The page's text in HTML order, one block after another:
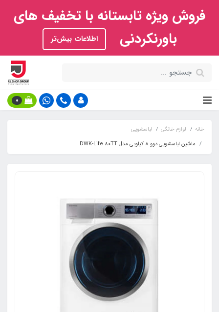
فروش ویژه تابستانه با تخفیف های
باورنکردنی
اطلاعات بیش‌تر
0
خانه لوازم خانگی
لباسشویی
ماشین لباسشویی دوو 8 کیلویی مدل DWK-Life 80TT